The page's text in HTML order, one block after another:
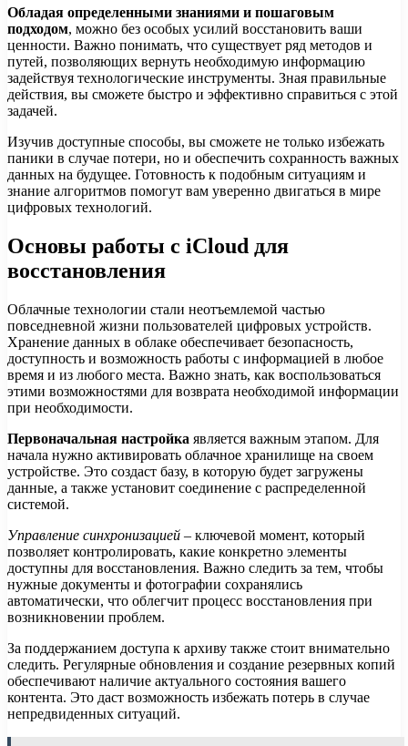
Обладая определенными знаниями и пошаговым
подходом, можно без особых усилий восстановить ваши
ценности. Важно понимать, что существует ряд методов и
путей, позволяющих вернуть необходимую информацию
задействуя технологические инструменты. Зная правильные
действия, вы сможете быстро и эффективно справиться с этой
задачей.
Изучив доступные способы, вы сможете не только избежать
паники в случае потери, но и обеспечить сохранность важных
данных на будущее. Готовность к подобным ситуациям и
знание алгоритмов помогут вам уверенно двигаться в мире
цифровых технологий.
Основы работы с iCloud для
восстановления
Облачные технологии стали неотъемлемой частью
повседневной жизни пользователей цифровых устройств.
Хранение данных в облаке обеспечивает безопасность,
доступность и возможность работы с информацией в любое
время и из любого места. Важно знать, как воспользоваться
этими возможностями для возврата необходимой информации
при необходимости.
Первоначальная настройка является важным этапом. Для
начала нужно активировать облачное хранилище на своем
устройстве. Это создаст базу, в которую будет загружены
данные, а также установит соединение с распределенной
системой.
Управление синхронизацией – ключевой момент, который
позволяет контролировать, какие конкретно элементы
доступны для восстановления. Важно следить за тем, чтобы
нужные документы и фотографии сохранялись
автоматически, что облегчит процесс восстановления при
возникновении проблем.
За поддержанием доступа к архиву также стоит внимательно
следить. Регулярные обновления и создание резервных копий
обеспечивают наличие актуального состояния вашего
контента. Это даст возможность избежать потерь в случае
непредвиденных ситуаций.